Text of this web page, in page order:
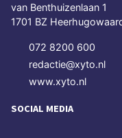
van Benthuizenlaan 1
1701 BZ
072 8200 600
redactie@xyto.nl
www.xyto.nl
SOCIAL MEDIA